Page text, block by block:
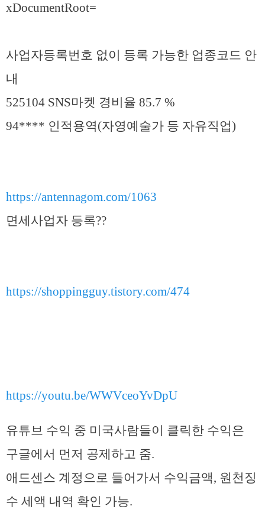
xDocumentRoot=
사업자등록번호 없이 등록 가능한 업종코드 안
내
525104 SNS마켓 경비율 85.7 %
94**** 인적용역(자영예술가 등 자유직업)
https://antennagom.com/1063
면세사업자 등록??
https://shoppingguy.tistory.com/474
https://youtu.be/WWVceoYvDpU
유튜브 수익 중 미국사람들이 클릭한 수익은
구글에서 먼저 공제하고 줌.
애드센스 계정으로 들어가서 수익금액, 원천징
수 세액 내역 확인 가능.